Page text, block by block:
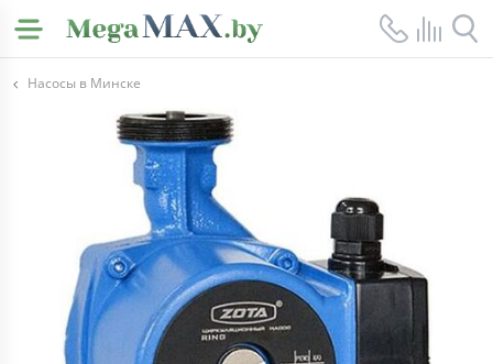
Насосы в Минске